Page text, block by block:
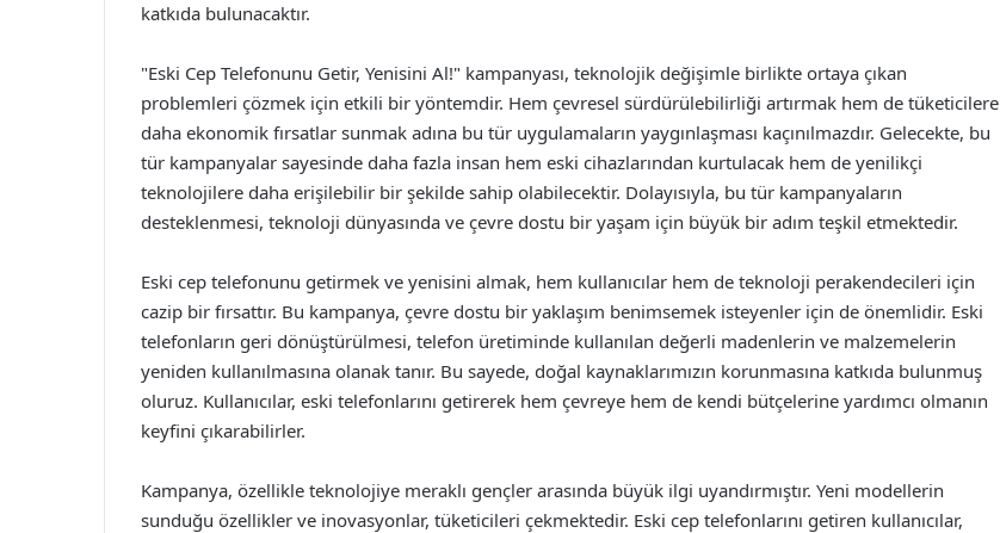
katkıda bulunacaktır.
"Eski Cep Telefonunu Getir, Yenisini Al!" kampanyası, teknolojik değişimle birlikte ortaya çıkan
problemleri çözmek için etkili bir yöntemdir. Hem çevresel sürdürülebilirliği artırmak hem de tüketicilere
daha ekonomik fırsatlar sunmak adına bu tür uygulamaların yaygınlaşması kaçınılmazdır. Gelecekte, bu
tür kampanyalar sayesinde daha fazla insan hem eski cihazlarından kurtulacak hem de yenilikçi
teknolojilere daha erişilebilir bir şekilde sahip olabilecektir. Dolayısıyla, bu tür kampanyaların
desteklenmesi, teknoloji dünyasında ve çevre dostu bir yaşam için büyük bir adım teşkil etmektedir.
Eski cep telefonunu getirmek ve yenisini almak, hem kullanıcılar hem de teknoloji perakendecileri için
cazip bir fırsattır. Bu kampanya, çevre dostu bir yaklaşım benimsemek isteyenler için de önemlidir. Eski
telefonların geri dönüştürülmesi, telefon üretiminde kullanılan değerli madenlerin ve malzemelerin
yeniden kullanılmasına olanak tanır. Bu sayede, doğal kaynaklarımızın korunmasına katkıda bulunmuş
oluruz. Kullanıcılar, eski telefonlarını getirerek hem çevreye hem de kendi bütçelerine yardımcı olmanın
keyfini çıkarabilirler.
Kampanya, özellikle teknolojiye meraklı gençler arasında büyük ilgi uyandırmıştır. Yeni modellerin
sunduğu özellikler ve inovasyonlar, tüketicileri çekmektedir. Eski cep telefonlarını getiren kullanıcılar,